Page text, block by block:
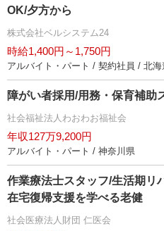
OK/夕方から
株式会社ベルシステム24
時給1,400円～1,750円
アルバイト・パート / 契約社員 / 北海
障がい者採用/用務・保育補助
社会福祉法人わおわお福祉会
年収127万9,200円
アルバイト・パート / 神奈川県
作業療法士スタッフ/生活期リ
在宅復帰支援を学べる老健
社会医療法人財団 仁医会